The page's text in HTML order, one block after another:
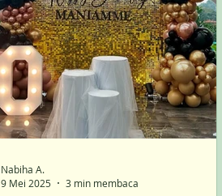
Nabiha A.
9 Mei 2025
3 min membaca